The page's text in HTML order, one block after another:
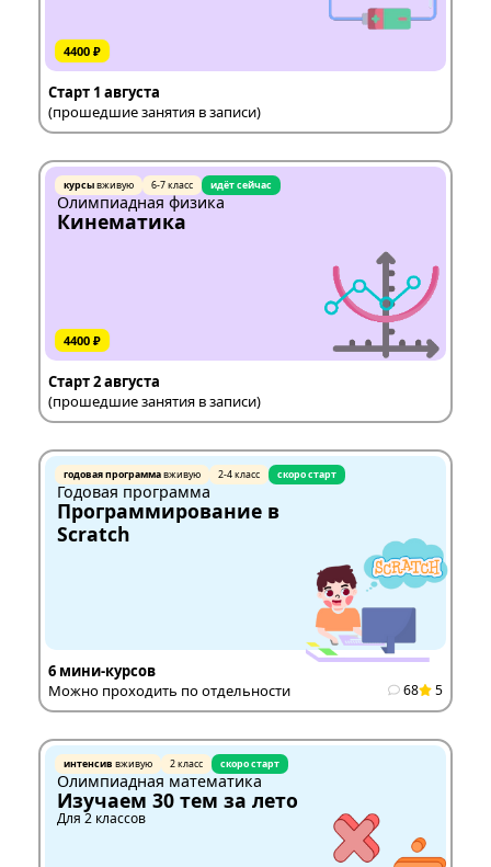
4400 ₽
Старт 1 августа
(прошедшие занятия в записи)
курсывживую 6-7 класс идёт сейчас
Олимпиадная физика
Кинематика
4400 ₽
Старт 2 августа
(прошедшие занятия в записи)
годовая программавживую 2-4 класс скоро старт
Годовая программа
Программирование в
Scratch
6 мини-курсов
Можно проходить по отдельности
68 5
интенсив вживую 2 класс скоро старт
Олимпиадная математика
Изучаем 30 тем за лето
Для 2 классов